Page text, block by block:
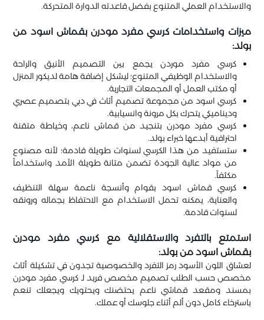
والاستخدام العملي المتنوع بفضل قاعدته الدوارة المتحركة.
ميزات واستخدامات كرسي مفرد مودرن بقماش اسود من
بولد:
كرسي مفرد موردن يجمع بين التصميم الأنيق والراحة
والاستخدام الوظيفي المتنوع؛ ليشكل إضافة هامة لديكور المنزل
أو مكتب العمل أو المجمعات التجارية.
كرسي اسود من مجموعة تصميم أثاث في دبي بتصميم عصري
وديناميكي يتحرك بكل مرونة وانسيابية.
كرسي مفرد مودرن بتنجيد من قماش ناعم، وخياطة متقنة
احترافية أبدعها خبراء بولد.
ستستفيد من هذا الكرسي لسنوات طويلة قادمة؛ لأنه مصنوع
من مواد عالية الجودة تضمن متانة طويلة الأمد واستخداماً
مكثفاً.
كرسي قماش اسود بقوام وأنسجة ناعمة سهلة التنظيف
والعناية، يمكنه تحمل الاستخدام مع الاحتفاظ بجماله ورونقه
لسنوات قادمة.
استمتع بالتفرد والاستقلالية مع كرسي مفرد مودرن
بقماش اسود من بولد:
لعشاق اللون الأسود رمز التفرد والخصوصية تجدون في تشكيلة أثاث
مخصص حسب الطلب تصميم مخصص فريد لـ كرسي مفرد مودرن
بمسند ومقعد قماشي ناعم يحتضنك ويحتويك ويجعلك تنعم
باسترخاء كامل دون ألم أثناء جلوسك أو عملك.